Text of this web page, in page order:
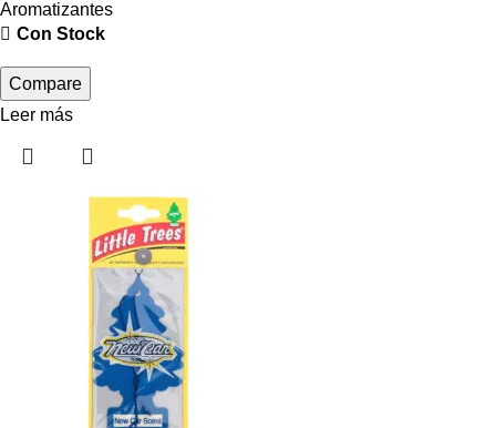
Aromatizantes
Con Stock
Compare
Leer más